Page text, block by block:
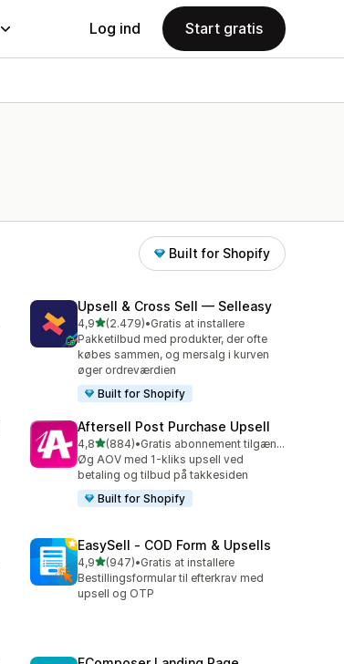
Log ind Start gratis
Built for Shopify
Upsell & Cross Sell — Selleasy
4,9ud af 5 stjerner
(2.479)
2479 anmeldelser i alt
•Gratis at installere
Pakketilbud med produkter, der ofte
købes sammen, og mersalg i kurven
øger ordreværdien
Built for Shopify
Aftersell Post Purchase Upsell
4,8ud af 5 stjerner
(884)
884 anmeldelser i alt
•
Gratis abonnement tilgængeligt
Øg AOV med 1-kliks upsell ved
betaling og tilbud på takkesiden
Built for Shopify
EasySell ‑ COD Form & Upsells
4,9ud af 5 stjerner
(947)
947 anmeldelser i alt
•Gratis at installere
Bestillingsformular til efterkrav med
upsell og OTP